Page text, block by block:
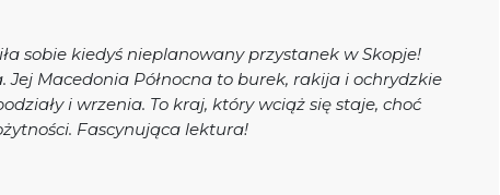
sobie kiedyś nieplanowany przystanek w Skopje!
Jej Macedonia Północna to burek, rakija i ochrydzkie
i wrzenia. To kraj, który wciąż się staje, choć
Fascynująca lektura!